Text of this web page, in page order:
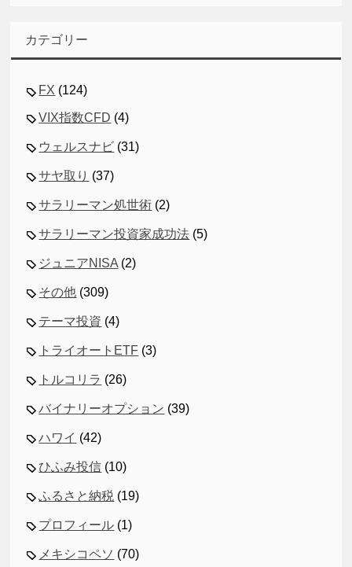
カテゴリー
FX (124)
VIX指数CFD (4)
ウェルスナビ (31)
サヤ取り (37)
サラリーマン処世術 (2)
サラリーマン投資家成功法 (5)
ジュニアNISA (2)
その他 (309)
テーマ投資 (4)
トライオートETF (3)
トルコリラ (26)
バイナリーオプション (39)
ハワイ (42)
ひふみ投信 (10)
ふるさと納税 (19)
プロフィール (1)
メキシコペソ (70)